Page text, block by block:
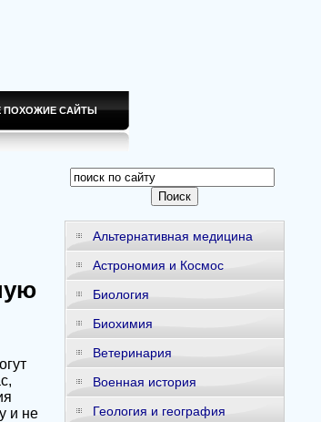
САЙТЫ
и не
Альтернативная медицина
Астрономия и Космос
Биология
Биохимия
Ветеринария
Военная история
Геология и география